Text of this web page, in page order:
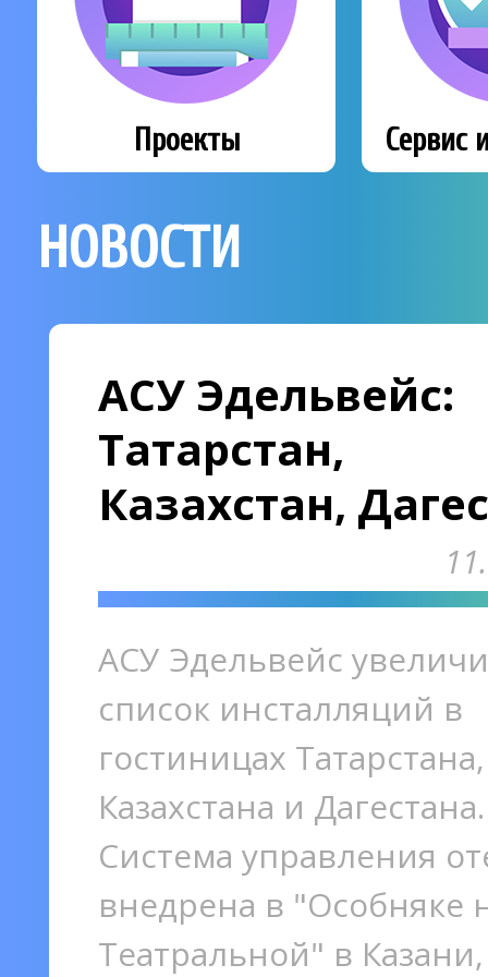
Проекты Сервис
НОВОСТИ
АСУ Эдельвейс:
Татарстан,
Казахстан,
АСУ Эдельвейс
список инсталляций в
гостиницах Татарстана,
Казахстана и Дагестана.
Система управления
внедрена в "Особняке
Театральной" в